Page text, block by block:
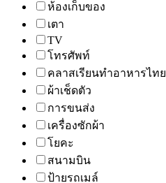
ห้องเก็บของ
เตา
TV
โทรศัพท์
คลาสเรียนทำอาหารไทย
ผ้าเช็ดตัว
การขนส่ง
เครื่องซักผ้า
โยคะ
สนามบิน
ป้ายรถเมล์